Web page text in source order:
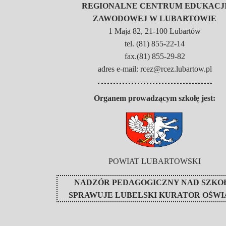
REGIONALNE CENTRUM
ZAWODOWEJ W LUBARTOWIE
1 Maja 82, 21-100 Lubartów
tel. (81) 855-22-14
fax.(81) 855-29-82
adres e-mail: rcez@rcez.lubartow.pl
Organem prowadzącym szkołę jest:
POWIAT LUBARTOWSKI
NADZÓR PEDAGOGICZNY NAD
SPRAWUJE LUBELSKI KURATOR